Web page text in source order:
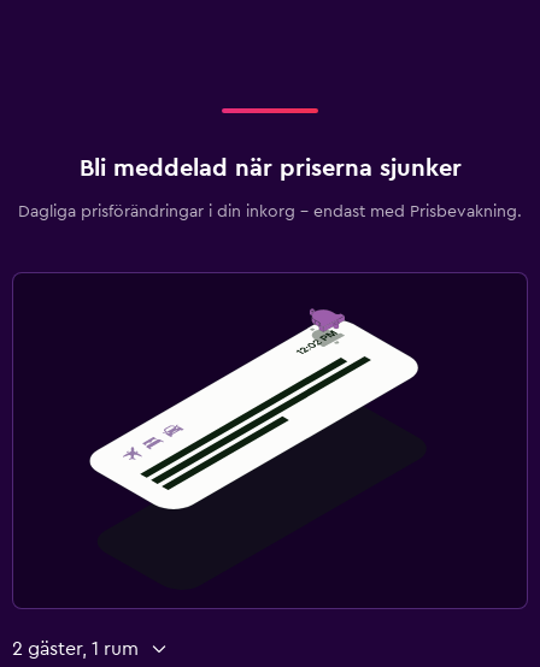
Bli meddelad när priserna sjunker
Dagliga prisförändringar i din inkorg – endast med Prisbevakning.
2 gäster, 1 rum